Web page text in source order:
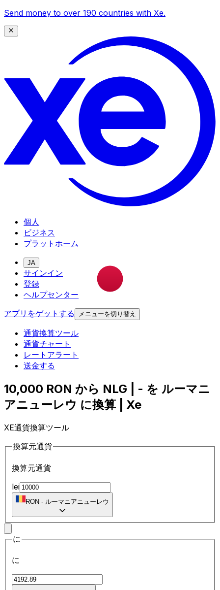
Send money to over 190 countries with Xe.
個人
ビジネス
プラットホーム
JA
サインイン
登録
ヘルプセンター
アプリをゲットする
メニューを切り替え
通貨換算ツール
通貨チャート
レートアラート
送金する
10,000 RON から NLG | - を ルーマニ
アニューレウ に換算 | Xe
XE通貨換算ツール
換算元通貨
換算元通貨
lei
RON - ルーマニアニューレウ
に
に